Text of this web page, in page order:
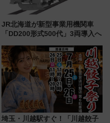
JR北海道が新型事業用機関車
「DD200形式500代」3両導入へ
埼玉・川越駅すぐ！「川越餃子